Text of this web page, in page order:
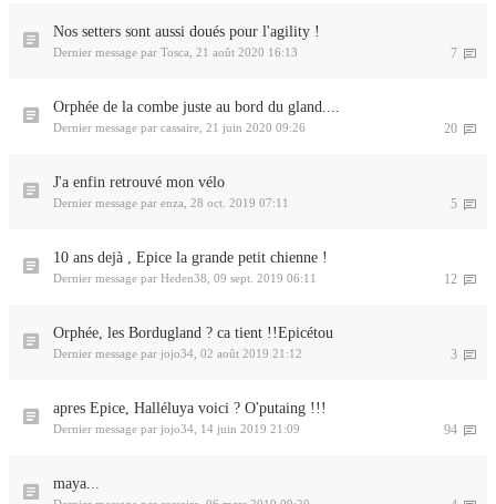
Nos setters sont aussi doués pour l'agility !
7
Dernier message par Tosca 21 août 2020 16:13
Orphée de la combe juste au bord du gland....
20
Dernier message par cassaire 21 juin 2020 09:26
J'a enfin retrouvé mon vélo
5
Dernier message par enza 28 oct. 2019 07:11
10 ans dejà , Epice la grande petit chienne !
12
Dernier message par Heden38 09 sept. 2019 06:11
Orphée, les Bordugland ? ca tient !!Epicétou
3
Dernier message par jojo34 02 août 2019 21:12
apres Epice, Halléluya voici ? O'putaing !!!
94
Dernier message par jojo34 14 juin 2019 21:09
maya...